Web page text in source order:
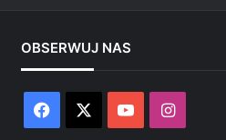
OBSERWUJ NAS
Facebook YouTube